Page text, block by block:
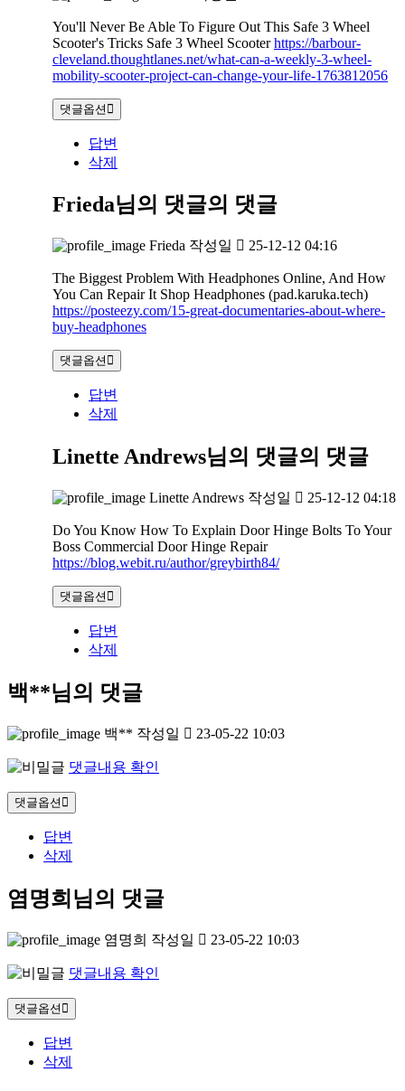
You'll Never Be Able To Figure Out This Safe 3 Wheel
Scooter's Tricks Safe 3 Wheel Scooterhttps://barbour-
cleveland.thoughtlanes.net/what-can-a-weekly-3-wheel-
mobility-scooter-project-can-change-your-life-1763812056
댓글옵션
답변
삭제
Frieda님의 댓글의 댓글
Frieda 작성일 25-12-12 04:16
The Biggest Problem With Headphones Online, And How
You Can Repair It Shop Headphones (pad.karuka.tech)
https://posteezy.com/15-great-documentaries-about-where-
buy-headphones
댓글옵션
답변
삭제
Linette Andrews님의 댓글의 댓글
Linette Andrews 작성일 25-12-12 04:18
Do You Know How To Explain Door Hinge Bolts To Your
Boss Commercial Door Hinge Repair
https://blog.webit.ru/author/greybirth84/
댓글옵션
답변
삭제
백**님의 댓글
백** 작성일 23-05-22 10:03
댓글내용 확인
댓글옵션
답변
삭제
염명희님의 댓글
염명희 작성일 23-05-22 10:03
댓글내용 확인
댓글옵션
답변
삭제